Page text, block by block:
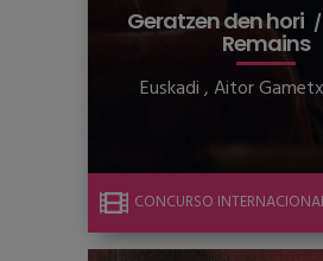
Geratzen den hori
Remains
Euskadi,Aitor